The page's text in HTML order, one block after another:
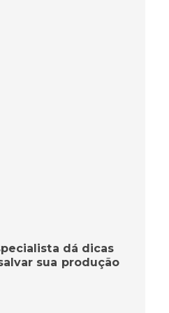
dá dicas
sua produção